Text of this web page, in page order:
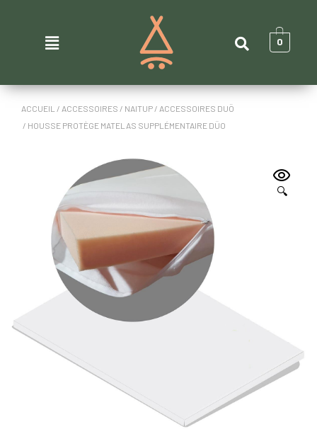
0
ACCUEIL / ACCESSOIRES / NAITUP / ACCESSOIRES DUÖ
/ HOUSSE PROTÈGE MATELAS SUPPLÉMENTAIRE DÜO
🔍